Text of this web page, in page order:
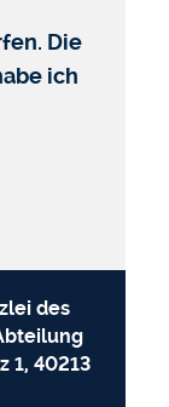
Die
ich
des
1, 40213